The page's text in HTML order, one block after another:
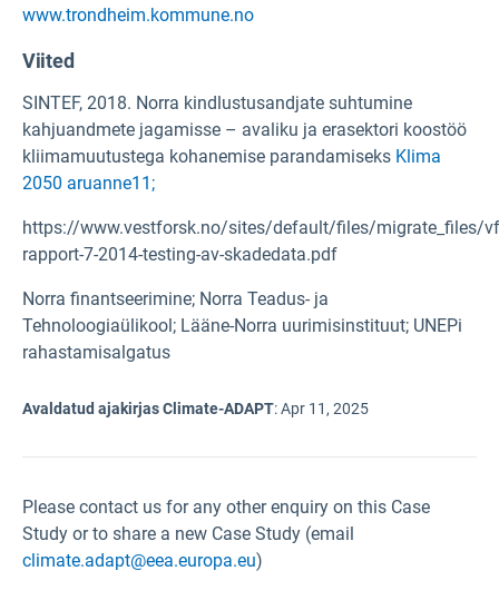
www.trondheim.kommune.no
Viited
SINTEF, 2018. Norra kindlustusandjate suhtumine
kahjuandmete jagamisse – avaliku ja erasektori koostöö
kliimamuutustega kohanemise parandamiseks Klima
2050 aruanne11;
https://www.vestforsk.no/sites/default/files/migrate_files/
rapport-7-2014-testing-av-skadedata.pdf
Norra finantseerimine; Norra Teadus- ja
Tehnoloogiaülikool; Lääne-Norra uurimisinstituut; UNEPi
rahastamisalgatus
Avaldatud ajakirjas Climate-ADAPT:Apr 11, 2025
Please contact us for any other enquiry on this Case
Study or to share a new Case Study (email
climate.adapt@eea.europa.eu)